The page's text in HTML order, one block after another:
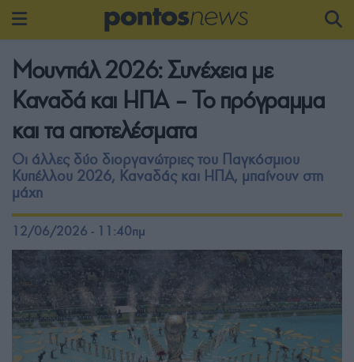
Μουντιάλ 2026: Συνέχεια με
Καναδά και ΗΠΑ – Το πρόγραμμα
και τα αποτελέσματα
Οι άλλες δύο διοργανώτριες του Παγκόσμιου
Κυπέλλου 2026, Καναδάς και ΗΠΑ, μπαίνουν στη
μάχη
12/06/2026 - 11:40πμ